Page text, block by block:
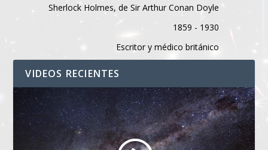
Sherlock Holmes, de Sir Arthur Conan Doyle
1859 - 1930
Escritor y médico británico
VIDEOS RECIENTES